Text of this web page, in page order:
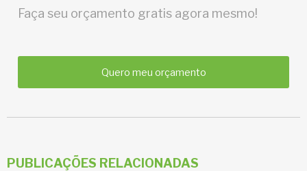
Faça seu orçamento gratis agora mesmo!
Quero meu orçamento
PUBLICAÇÕES RELACIONADAS